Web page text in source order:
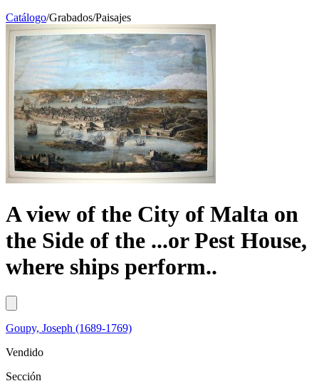
Catálogo/Grabados/Paisajes
A view of the City of Malta on
the Side of the ...or Pest House,
where ships perform..
Goupy, Joseph (1689-1769)
Vendido
Sección